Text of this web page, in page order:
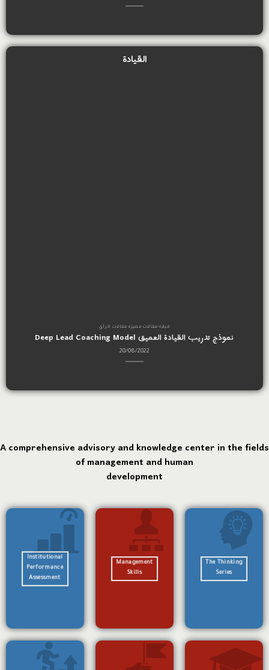
القيادة
قيادة مقالات مميزة مقالات الرأي
نموذج تدريب القيادة العميق Deep Lead Coaching Model
A comprehensive advisory and knowledge center in the fields
of management and human
development
The Thinking
Series
Management
Skills
Institutional
Performance
Assessment